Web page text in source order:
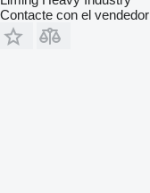
Contacte con el vendedor